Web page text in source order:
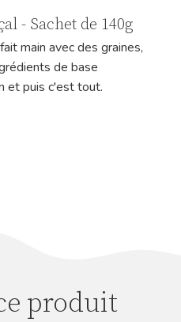
- Sachet de 140g
main avec des graines,
de base
et puis c'est tout.
produit